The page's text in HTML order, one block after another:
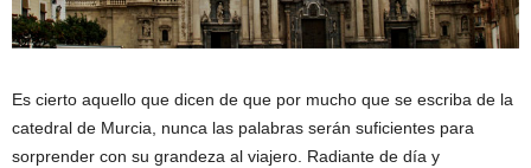
Es cierto aquello que dicen de que por mucho que se escriba de la
catedral de Murcia, nunca las palabras serán suficientes para
sorprender con su grandeza al viajero. Radiante de día y